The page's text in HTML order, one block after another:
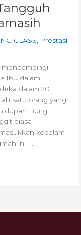
CLASS, Prestasi
mendampingi
Ibu dalam
dalam 20
satu orang yang
Bung
biasa
kedalam
ini […]